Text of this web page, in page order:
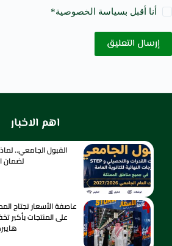
أنا أقبل بسياسة الخصوصية*
إرسال التعليق
اهم الاخبار
القبول الجامعي..
لضمان
على المنتجات بأكبر